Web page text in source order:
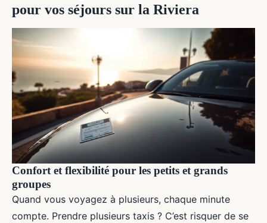
pour vos séjours sur la Riviera
Confort et flexibilité pour les petits et grands
groupes
Quand vous voyagez à plusieurs, chaque minute
compte. Prendre plusieurs taxis ? C’est risquer de se